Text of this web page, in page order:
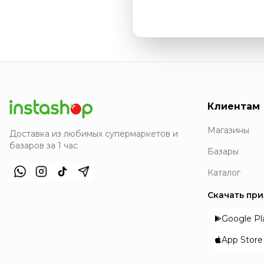
Доставка из любимых супермаркетов и
базаров за 1 час
Клиентам
Магазины
Базары
Каталог
Скачать
Google
App Store